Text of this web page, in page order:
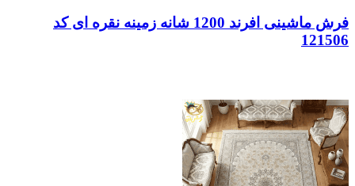
فرش ماشینی افرند 1200 شانه زمینه نقره ای کد
121506